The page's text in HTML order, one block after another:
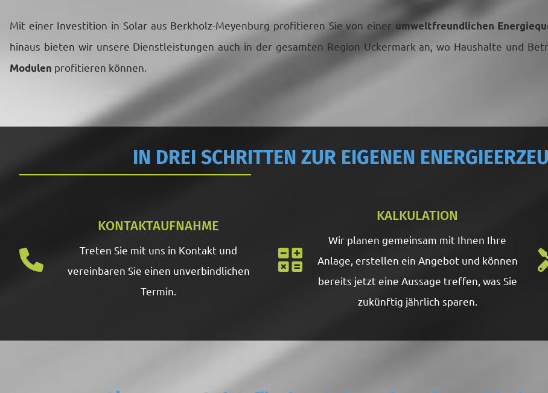
Mit einer Investition in Solar aus Berkholz-Meyenburg profitieren Sie von einer umweltfreundlichen
hinaus bieten wir unsere Dienstleistungen auch in der gesamten Region Uckermark an, wo Haushalte und
Modulen profitieren können.
IN DREI SCHRITTEN ZUR EIGENEN
KONTAKTAUFNAHME
Treten Sie mit uns in Kontakt und
vereinbaren Sie einen unverbindlichen
Termin.
KALKULATION
Wir planen gemeinsam mit Ihnen Ihre
Anlage, erstellen ein Angebot und können
bereits jetzt eine Aussage treffen, was Sie
zukünftig jährlich sparen.